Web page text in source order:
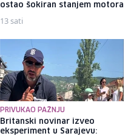
ostao šokiran stanjem motora
13 sati
PRIVUKAO PAŽNJU
Britanski novinar izveo
eksperiment u Sarajevu: